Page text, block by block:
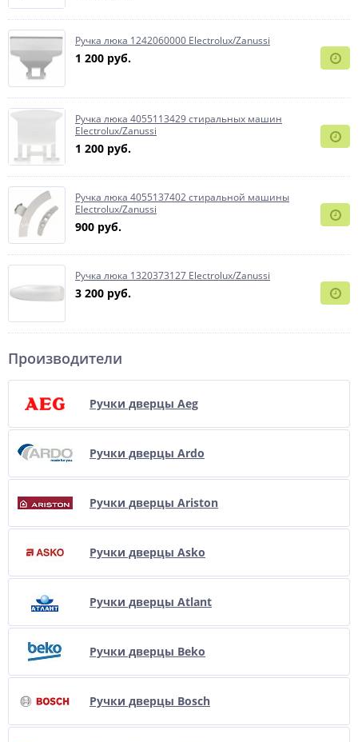
Ручка люка 1242060000 Electrolux/Zanussi
1 200 руб.
Ручка люка 4055113429 стиральных машин
Electrolux/Zanussi
1 200 руб.
Ручка люка 4055137402 стиральной машины
Electrolux/Zanussi
900 руб.
Ручка люка 1320373127 Electrolux/Zanussi
3 200 руб.
Производители
Ручки дверцы Aeg
Ручки дверцы Ardo
Ручки дверцы Ariston
Ручки дверцы Asko
Ручки дверцы Atlant
Ручки дверцы Beko
Ручки дверцы Bosch